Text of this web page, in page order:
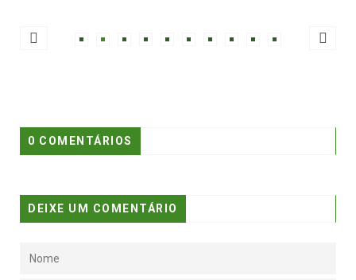
0 COMENTÁRIOS
DEIXE UM COMENTÁRIO